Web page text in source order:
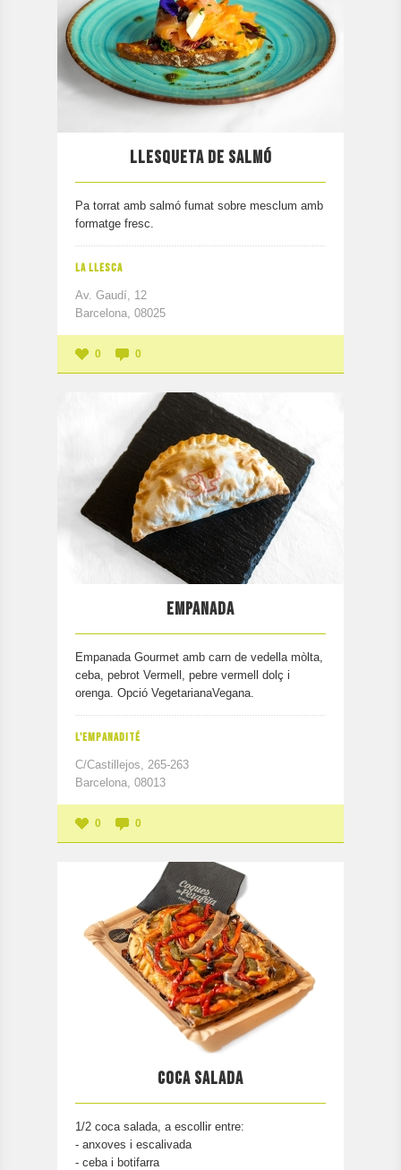
LLESQUETA DE SALMÓ
Pa torrat amb salmó fumat sobre mesclum amb
formatge fresc.
LA LLESCA
Av. Gaudí, 12
Barcelona, 08025
0 0
EMPANADA
Empanada Gourmet amb carn de vedella mòlta,
ceba, pebrot Vermell, pebre vermell dolç i
orenga. Opció VegetarianaVegana.
L'EMPANADITÉ
C/Castillejos, 265-263
Barcelona, 08013
0 0
COCA SALADA
1/2 coca salada, a escollir entre:
- anxoves i escalivada
- ceba i botifarra